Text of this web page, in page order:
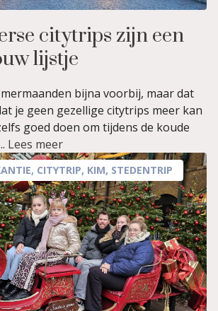
citytrips zijn een
lijstje
bijna voorbij, maar dat
je geen gezellige citytrips meer kan
goed doen om tijdens de koude
Lees meer
, CITYTRIP, KIM, STEDENTRIP